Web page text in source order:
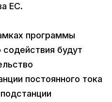
ЕС.
программы
будут
постоянного тока